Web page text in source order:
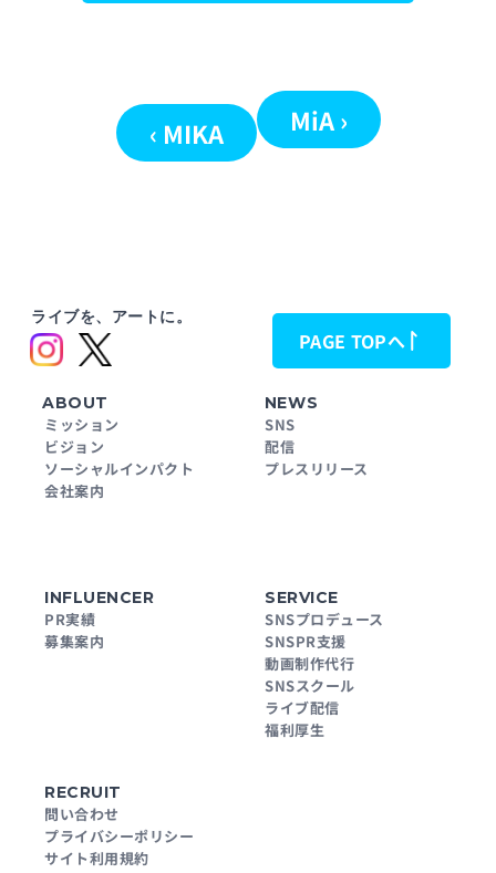
‹ MIKA MiA ›
ライブを、アートに。
PAGE TOPへ
ABOUT
ミッション
ビジョン
ソーシャルインパクト
会社案内
NEWS
SNS
配信
プレスリリース
INFLUENCER
PR実績
募集案内
SERVICE
SNSプロデュース
SNSPR支援
動画制作代行
SNSスクール
ライブ配信
福利厚生
RECRUIT
問い合わせ
プライバシーポリシー
サイト利用規約